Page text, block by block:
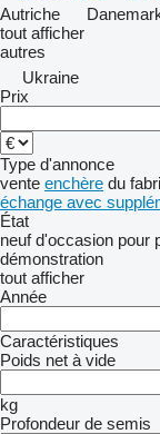
Autriche
tout afficher
autres
Ukraine
Prix
Type d'annonce
vente enchère du
échange avec
État
neuf d'occasion pour
démonstration
tout afficher
Année
Caractéristiques
Poids net à vide
kg
Profondeur de semis